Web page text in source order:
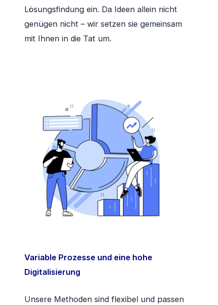
Lösungsfindung ein. Da Ideen allein nicht
genügen nicht – wir setzen sie gemeinsam
mit Ihnen in die Tat um.
Variable Prozesse und eine hohe
Digitalisierung
Unsere Methoden sind flexibel und passen